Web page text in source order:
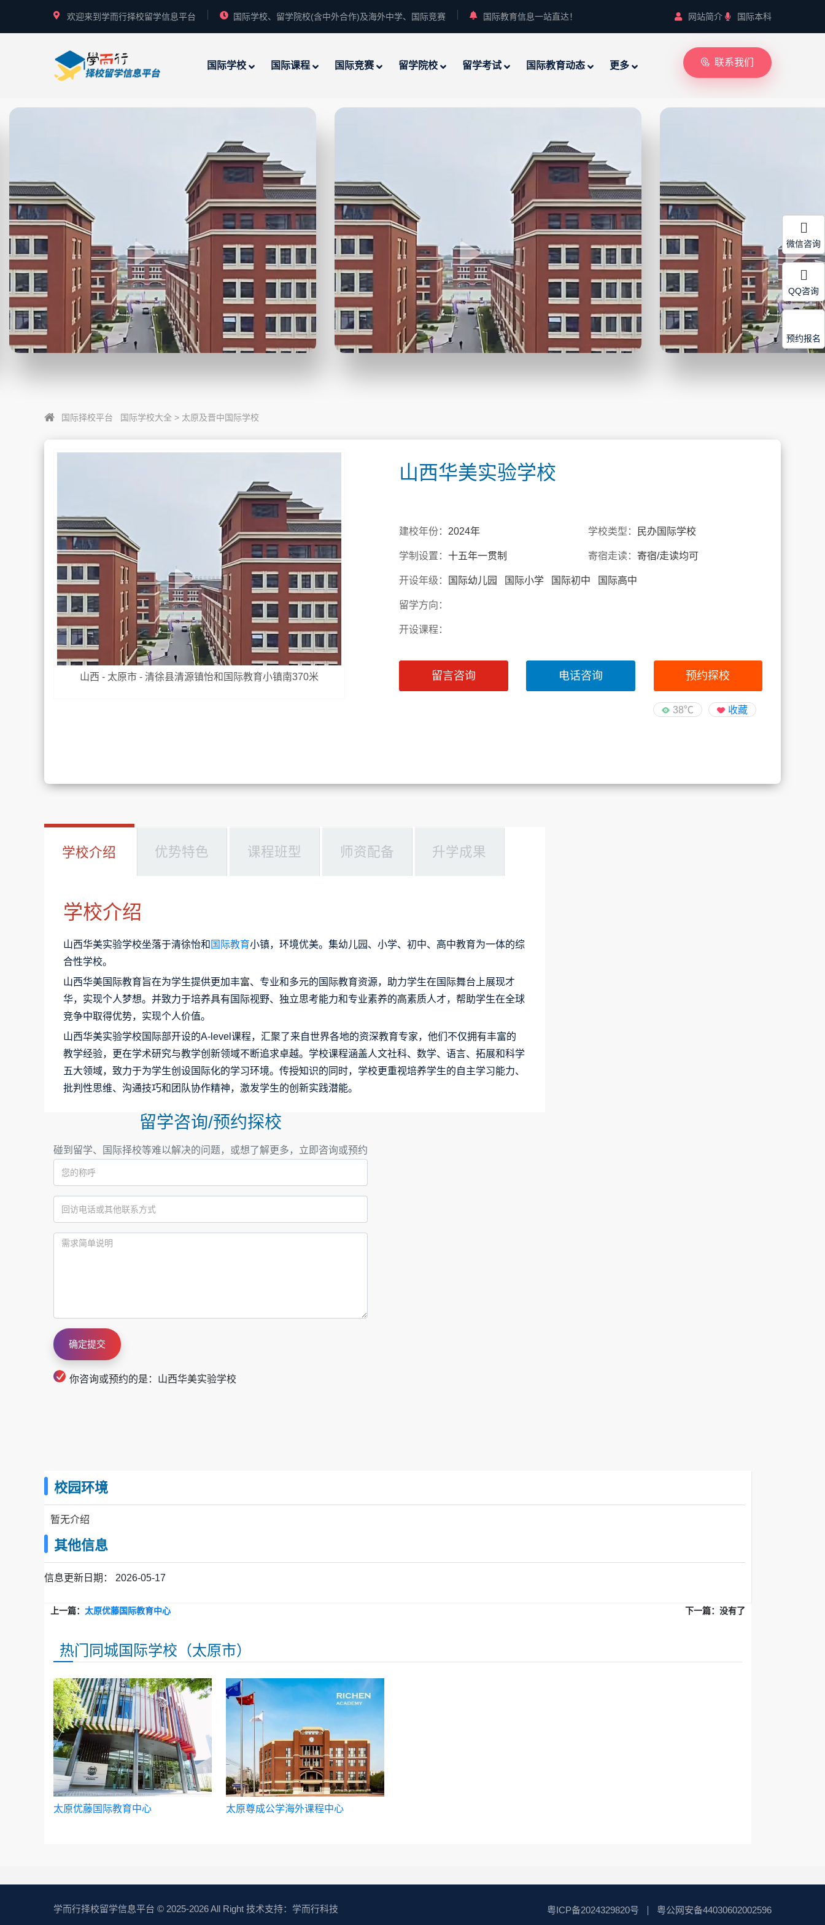
欢迎来到学而行择校留学信息平台 国际学校、留学院校(含中外合作)及海外中学、国际竞赛 国际教育信息一站直达！ 网站简介 国际本科
国际学校 国际课程 国际竞赛 留学院校 留学考试 国际教育动态 更多 联系我们
国际择校平台 国际学校大全 > 太原及晋中国际学校
山西 - 太原市 - 清徐县清源镇怡和国际教育小镇南370米
山西华美实验学校
建校年份： 2024年 学校类型： 民办国际学校
学制设置：十五年一贯制 寄宿走读： 寄宿/走读均可
开设年级： 国际幼儿园 国际小学 国际初中 国际高中
留学方向：
开设课程：
留言咨询 电话咨询 预约探校
38℃ 收藏
学校介绍 优势特色 课程班型 师资配备 升学成果
学校介绍
山西华美实验学校坐落于清徐怡和 国际教育小镇，环境优美。集幼儿园、小学、初中、高中教育为一体的综
合性学校。
山西华美国际教育旨在为学生提供更加丰富、专业和多元的国际教育资源，助力学生在国际舞台上展现才
华，实现个人梦想。并致力于培养具有国际视野、独立思考能力和专业素养的高素质人才，帮助学生在全球
竞争中取得优势，实现个人价值。
山西华美实验学校国际部开设的A-level课程，汇聚了来自世界各地的资深教育专家，他们不仅拥有丰富的
教学经验，更在学术研究与教学创新领域不断追求卓越。学校课程涵盖人文社科、数学、语言、拓展和科学
五大领域，致力于为学生创设国际化的学习环境。传授知识的同时，学校更重视培养学生的自主学习能力、
批判性思维、沟通技巧和团队协作精神，激发学生的创新实践潜能。
留学咨询/预约探校
碰到留学、国际择校等难以解决的问题，或想了解更多，立即咨询或预约
你咨询或预约的是：山西华美实验学校
校园环境
暂无介绍
其他信息
信息更新日期： 2026-05-17
上一篇： 太原优藤国际教育中心 下一篇：没有了
热门同城国际学校（太原市）
太原优藤国际教育中心 太原尊成公学海外课程中心
学而行择校留学信息平台 © 2025-2026 All Right 技术支持： 学而行科技 粤ICP备2024329820号 粤公网安备44030602002596
微信咨询
QQ咨询
预约报名